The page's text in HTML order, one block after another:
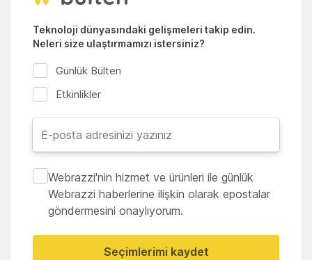
Teknoloji dünyasındaki gelişmeleri takip edin.
Neleri size ulaştırmamızı istersiniz?
Günlük Bülten
Etkinlikler
Webrazzi'nin hizmet ve ürünleri ile günlük
Webrazzi haberlerine ilişkin olarak epostalar
göndermesini onaylıyorum.
Seçimlerimi kaydet